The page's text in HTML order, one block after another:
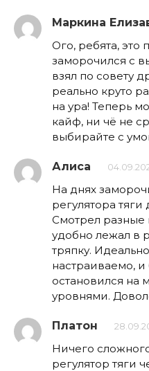
Маркина
Ого, ребята, это
заморочился с
взял по совету
реально круто
на ура! Теперь
кайф, ни чё не
выбирайте с
Алиса
На днях
регулятора тяги
Смотрел разные
удобно лежал в
тряпку.
настраиваемо, и
остановился на
уровнями.
Платон
Ничего
регулятор тяги